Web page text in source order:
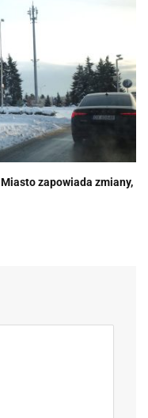
zapowiada zmiany,